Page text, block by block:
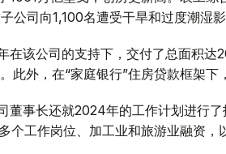
公司向1,100名遭受干旱和过度潮湿
在该公司的支持下，交付了总面积
此外，在“家庭银行”住房贷款框架下
董事长还就2024年的工作计划进行
个工作岗位、加工业和旅游业融资，